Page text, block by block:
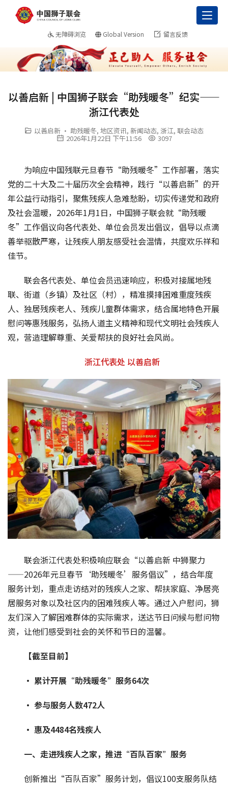
无障碍浏览 Global Version 留言反馈
以善启新 | 中国狮子联会“助残暖冬”纪实——
浙江代表处
以善启新 · 助残暖冬, 地区资讯, 新闻动态, 浙江, 联会动态
2026年1月22日 下午11:56 3097
为响应中国残联元旦春节“助残暖冬”工作部署，落实
党的二十大及二十届历次全会精神，践行“以善启新”的开
年公益行动指引，聚焦残疾人急难愁盼，切实传递党和政府
及社会温暖，2026年1月1日，中国狮子联会就“助残暖
冬”工作倡议向各代表处、单位会员发出倡议，倡导以点滴
善举驱散严寒，让残疾人朋友感受社会温情，共度欢乐祥和
佳节。
联会各代表处、单位会员迅速响应，积极对接属地残
联、街道（乡镇）及社区（村），精准摸排困难重度残疾
人、独居残疾老人、残疾儿童群体需求，结合属地特色开展
慰问等惠残服务，弘扬人道主义精神和现代文明社会残疾人
观，营造理解尊重、关爱帮扶的良好社会风尚。
浙江代表处 以善启新
联会浙江代表处积极响应联会“以善启新 中狮聚力
——2026年元旦春节‘助残暖冬’服务倡议”，结合年度
服务计划，重点走访结对的残疾人之家、帮扶家庭、净居亮
居服务对象以及社区内的困难残疾人等。通过入户慰问，狮
友们深入了解困难群体的实际需求，送达节日问候与慰问物
资，让他们感受到社会的关怀和节日的温馨。
【截至目前】
· 累计开展 “助残暖冬” 服务64次
· 参与服务人数472人
· 惠及4484名残疾人
一、走进残疾人之家，推进 “百队百家” 服务
创新推出“百队百家”服务计划，倡议100支服务队结